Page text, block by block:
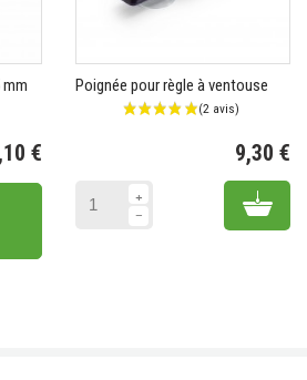
€
Poignée pour règle à ventouse
9,30 €
Add